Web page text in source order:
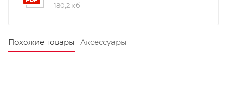
180,2 кб
Похожие товары Аксессуары